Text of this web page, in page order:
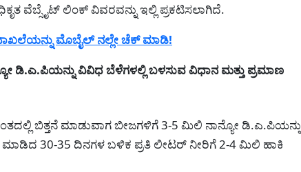
ವೆಬ್ಸೈಟ್ ಲಿಂಕ್ ವಿವರವನ್ನು ಇಲ್ಲಿ ಪ್ರಕಟಿಸಲಾಗಿದೆ.
ಮೊಬೈಲ್ ನಲ್ಲೇ ಚೆಕ್ ಮಾಡಿ!
ಡಿ.ಎ.ಪಿಯನ್ನು ವಿವಿಧ ಬೆಳೆಗಳಲ್ಲಿ ಬಳಸುವ ವಿಧಾನ ಮತ್ತು ಪ್ರಮಾಣ
ಬಿತ್ತನೆ ಮಾಡುವಾಗ ಬೀಜಗಳಿಗೆ 3-5 ಮಿಲಿ ನಾನ್ಯೋ ಡಿ.ಎ.ಪಿಯನ್ನು
30-35 ದಿನಗಳ ಬಳಿಕ ಪ್ರತಿ ಲೀಟರ್ ನೀರಿಗೆ 2-4 ಮಿಲಿ ಹಾಕಿ